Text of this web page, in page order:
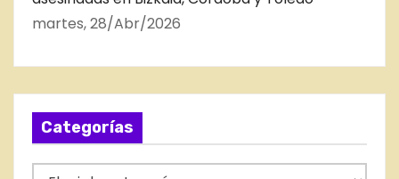
martes, 28/Abr/2026
Categorías